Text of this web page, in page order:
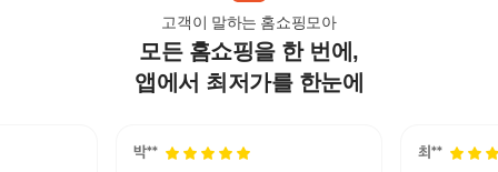
고객이 말하는 홈쇼핑모아
모든 홈쇼핑을 한 번에,
앱에서 최저가를 한눈에
KF80 마스크 화이트 소형 120매 +스트랩
44,800원